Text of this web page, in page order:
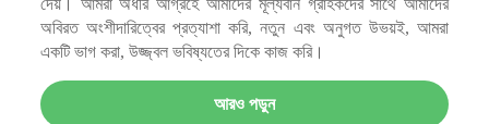
দেয়। আমরা অধীর আগ্রহে আমাদের মূল্যবান গ্রাহকদের সাথে আমাদের
অবিরত অংশীদারিত্বের প্রত্যাশা করি, নতুন এবং অনুগত উভয়ই, আমরা
একটি ভাগ করা, উজ্জ্বল ভবিষ্যতের দিকে কাজ করি।
আরও পড়ুন